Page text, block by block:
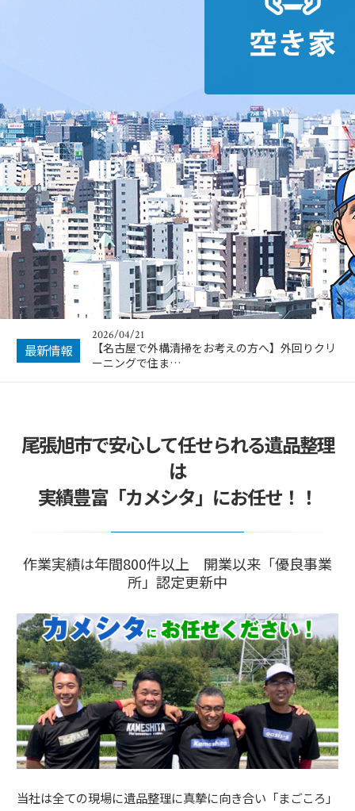
最新情報
2026/04/21
【名古屋で外構清掃をお考えの方へ】外回りクリ
ーニングで住ま…
尾張旭市で安心して任せられる遺品整理
は
実績豊富「カメシタ」にお任せ！！
作業実績は年間800件以上 開業以来「優良事業
所」認定更新中
当社は全ての現場に遺品整理に真摯に向き合い「まごころ」